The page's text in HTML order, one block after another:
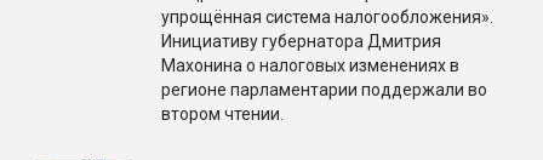
упрощённая система налогообложения».
Инициативу губернатора Дмитрия
Махонина о налоговых изменениях в
регионе парламентарии поддержали во
втором чтении.